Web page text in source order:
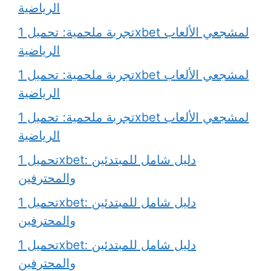
الرياضية
تجربة ملحمية: تحميل 1xbet لمشجعي الألعاب
الرياضية
تجربة ملحمية: تحميل 1xbet لمشجعي الألعاب
الرياضية
تجربة ملحمية: تحميل 1xbet لمشجعي الألعاب
الرياضية
تحميل 1xbet: دليل شامل للمبتدئين
والمحترفين
تحميل 1xbet: دليل شامل للمبتدئين
والمحترفين
تحميل 1xbet: دليل شامل للمبتدئين
والمحترفين